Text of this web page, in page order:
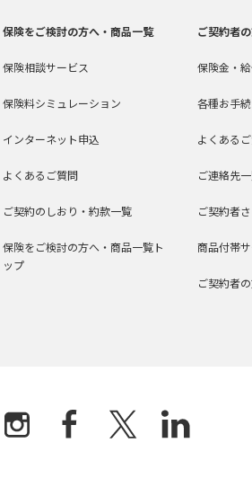
保険をご検討の方へ・商品一覧
保険相談サービス
保険料シミュレーション
インターネット申込
よくあるご質問
ご契約のしおり・約款一覧
保険をご検討の方へ・商品一覧ト
ップ
ご契約者
保険金・
各種お手
よくある
ご連絡先
ご契約者
商品付帯
ご契約者